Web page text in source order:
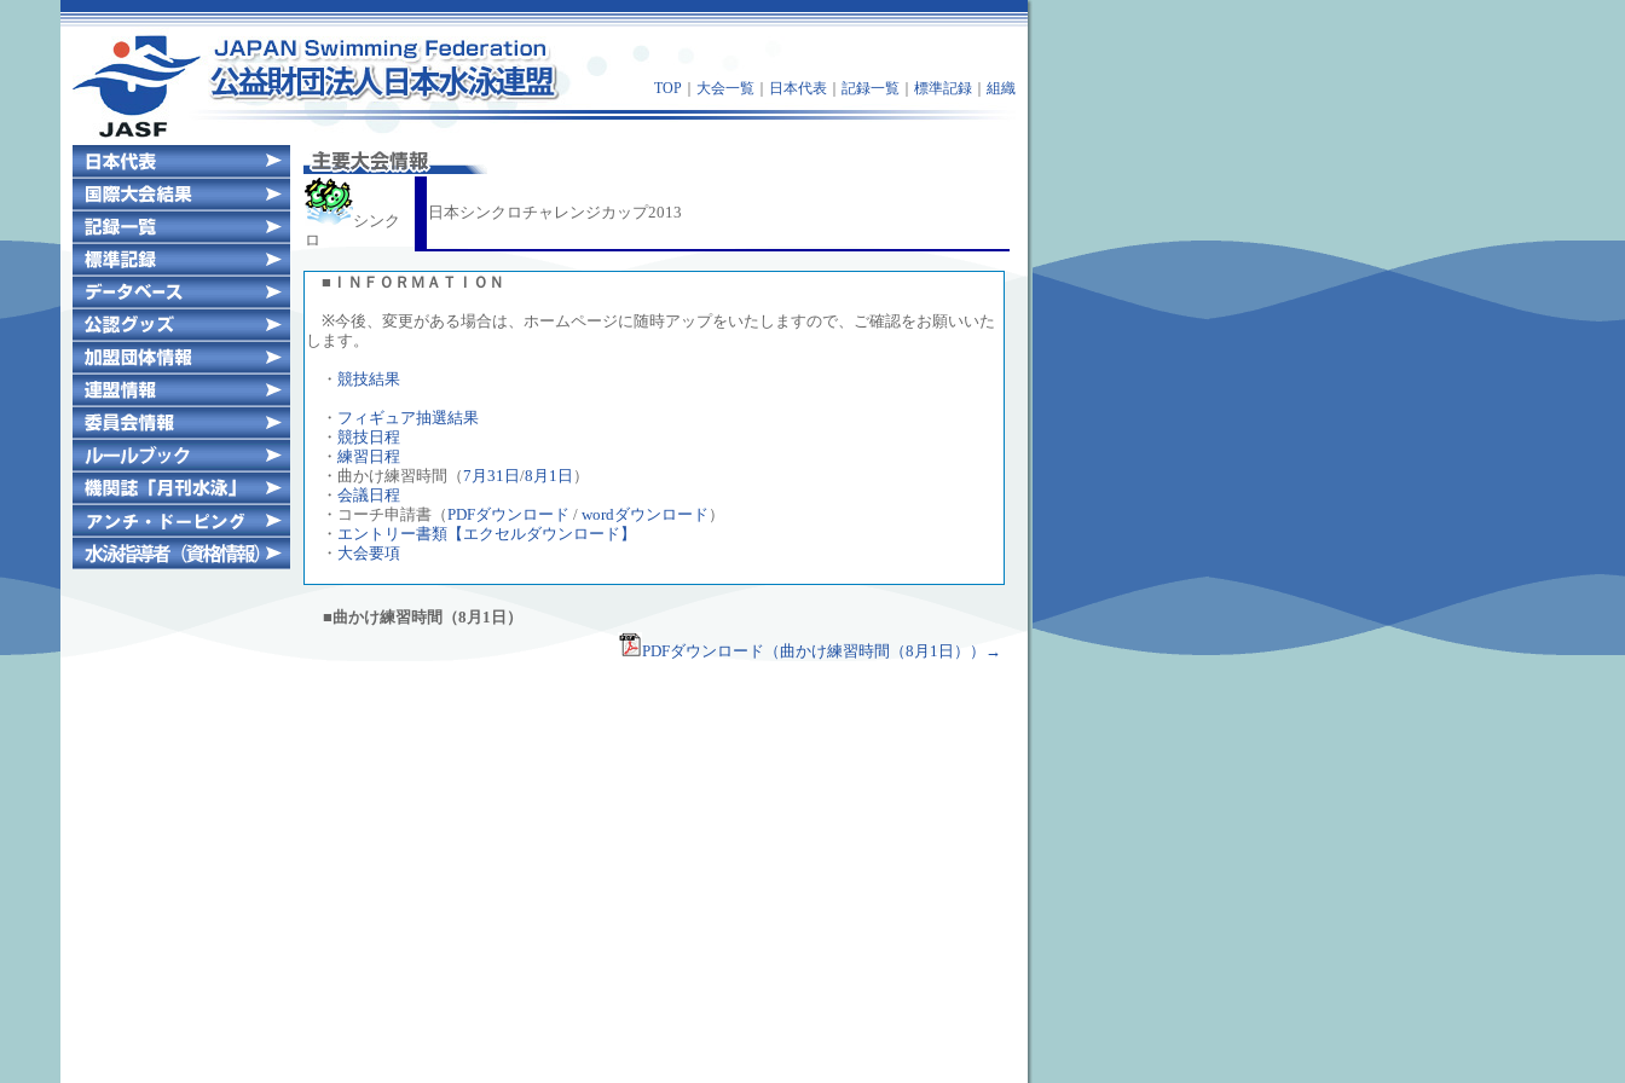
TOP 大会一覧 日本代表 記録一覧 標準記録 組織
シンク
ロ
日本シンクロチャレンジカップ2013
■ＩＮＦＯＲＭＡＴＩＯＮ
※今後、変更がある場合は、ホームページに随時アップをいたしますので、ご確認をお願いいた
します。
・ 競技結果
・ フィギュア抽選結果
・ 競技日程
・ 練習日程
・曲かけ練習時間（7月31日 /8月1日 ）
・ 会議日程
・コーチ申請書（PDFダウンロード / wordダウンロード ）
・ エントリー書類【エクセルダウンロード】
・ 大会要項
■曲かけ練習時間（8月1日）
PDFダウンロード（曲かけ練習時間（8月1日））→